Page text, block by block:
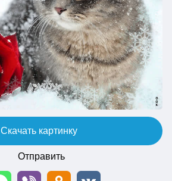
Скачать картинку
Отправить